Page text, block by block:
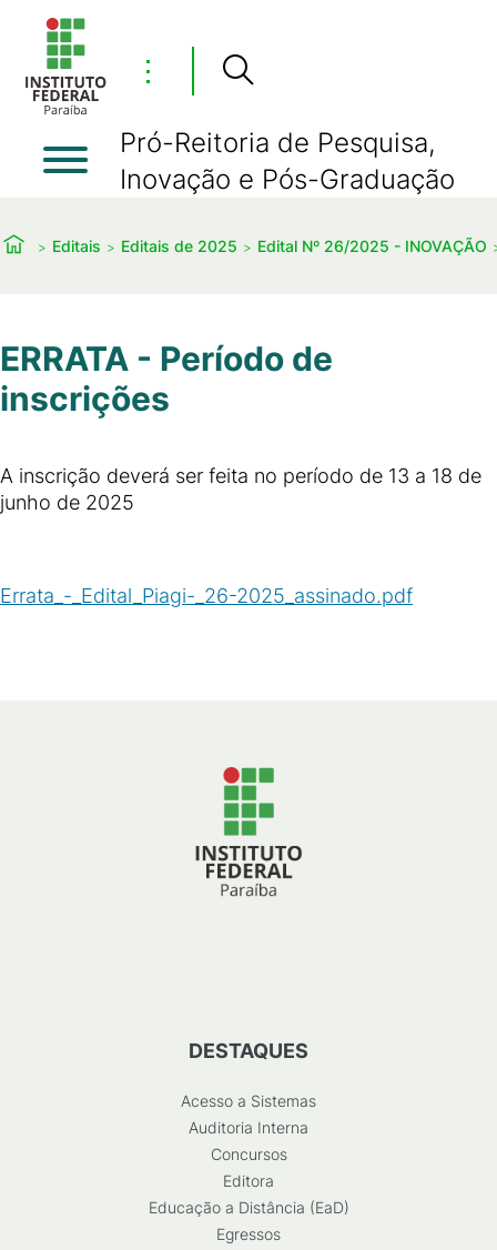
⋮
Pró-Reitoria de Pesquisa,
Inovação e Pós-Graduação
Editais Editais de 2025 Edital Nº 26/2025 - INOVAÇÃO
ERRATA - Período de
inscrições
A inscrição deverá ser feita no período de 13 a 18 de
junho de 2025
Errata_-_Edital_Piagi-_26-2025_assinado.pdf
DESTAQUES
Acesso a Sistemas
Auditoria Interna
Concursos
Editora
Educação a Distância (EaD)
Egressos